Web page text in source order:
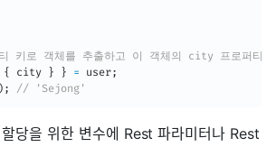
키로 객체를 추출하고 이 객체의 city 프로퍼티
{ city } } = user;
) ; // 'Sejong'
당을 위한 변수에 Rest 파라미터나 Rest